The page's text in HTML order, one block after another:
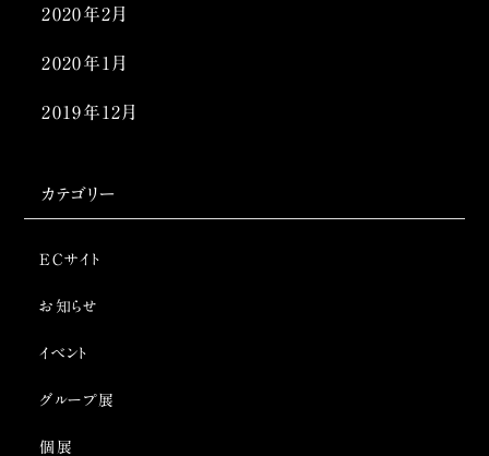
2020年2月
2020年1月
2019年12月
カテゴリー
ECサイト
お知らせ
イベント
グループ展
個展